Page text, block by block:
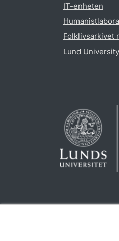
IT-enheten
Folklivsarkivet
Lund